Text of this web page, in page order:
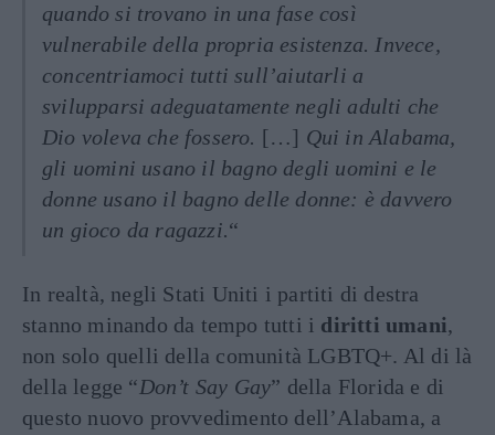
quando si trovano in una fase così
vulnerabile della propria esistenza. Invece,
concentriamoci tutti sull’aiutarli a
svilupparsi adeguatamente negli adulti che
Dio voleva che fossero. […] Qui in Alabama,
gli uomini usano il bagno degli uomini e le
donne usano il bagno delle donne: è davvero
un gioco da ragazzi.“
In realtà, negli Stati Uniti i partiti di destra
stanno minando da tempo tutti i diritti umani,
non solo quelli della comunità LGBTQ+. Al di là
della legge “Don’t Say Gay” della Florida e di
questo nuovo provvedimento dell’Alabama, a